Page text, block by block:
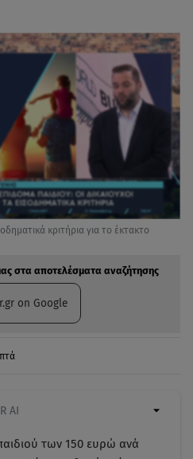
κριτήρια για το έκτακτο
στα αποτελέσματα αναζήτησης
on Google
AI
των 150 ευρώ ανά